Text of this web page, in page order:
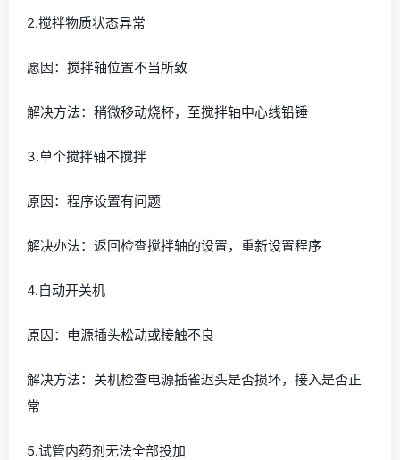
2.搅拌物质状态异常
愿因：搅拌轴位置不当所致
解决方法：稍微移动烧杯，至搅拌轴中心线铅锤
3.单个搅拌轴不搅拌
原因：程序设置有问题
解决办法：返回检查搅拌轴的设置，重新设置程序
4.自动开关机
原因：电源插头松动或接触不良
解决方法：关机检查电源插雀迟头是否损坏，接入是否正
常
5.试管内药剂无法全部投加